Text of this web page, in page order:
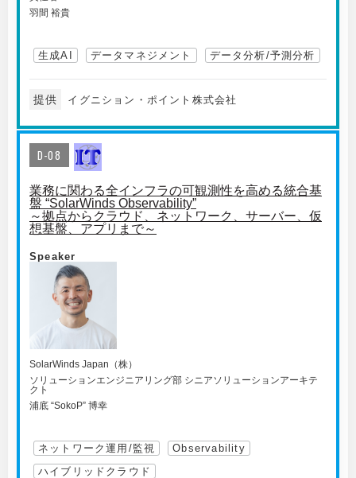
羽間 裕貴
生成AI データマネジメント データ分析/予測分析
提供 イグニション・ポイント株式会社
D-08
業務に関わる全インフラの可観測性を高める統合基
盤 “SolarWinds Observability”
～拠点からクラウド、ネットワーク、サーバー、仮
想基盤、アプリまで～
Speaker
SolarWinds Japan（株）
ソリューションエンジニアリング部 シニアソリューションアーキテ
クト
浦底 “SokoP” 博幸
ネットワーク運用/監視
Observability
ハイブリッドクラウド